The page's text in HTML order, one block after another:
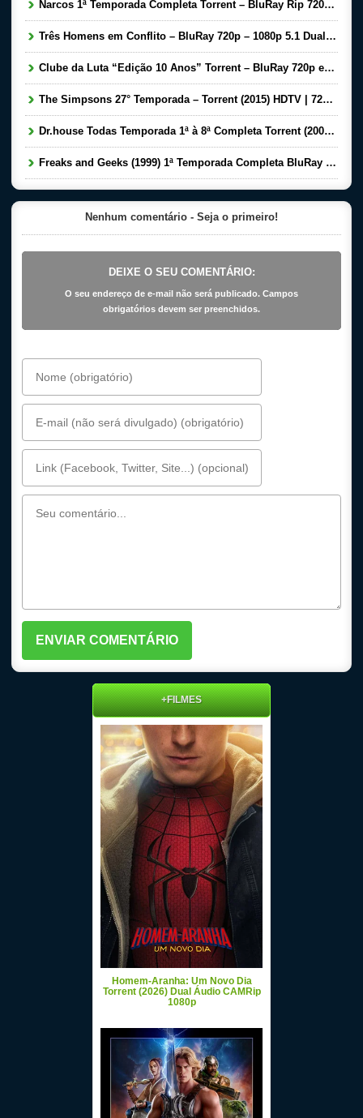
Narcos 1ª Temporada Completa Torrent – BluRay Rip 720p Dual Áudio Download (2015)
Três Homens em Conflito – BluRay 720p – 1080p 5.1 Dual Áudio Torrent Download (1966)
Clube da Luta “Edição 10 Anos” Torrent – BluRay 720p e 1080p Dual Áudio Download (1999 – 2009)
The Simpsons 27° Temporada – Torrent (2015) HDTV | 720p Legendado Download
Dr.house Todas Temporada 1ª à 8ª Completa Torrent (2004-2012) Bluray 720p Dublado Download
Freaks and Geeks (1999) 1ª Temporada Completa BluRay 720p Dual Audio – Download Torrent
Nenhum comentário - Seja o primeiro!
DEIXE O SEU COMENTÁRIO:
O seu endereço de e-mail não será publicado. Campos
obrigatórios devem ser preenchidos.
+FILMES
Homem-Aranha: Um Novo Dia
Torrent (2026) Dual Áudio CAMRip
1080p